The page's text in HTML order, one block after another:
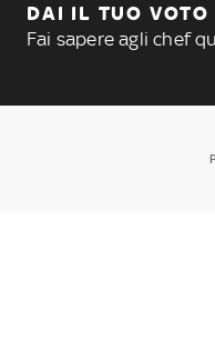
DAI IL TUO
Fai sapere agli chef